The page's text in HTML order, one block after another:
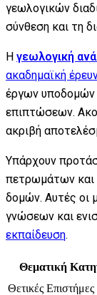
γεωλογικών
σύνθεση και τη
Η γεωλογική
ακαδημαϊκή
έργων υποδομών
επιπτώσεων.
ακριβή
Υπάρχουν
πετρωμάτων και
δομών. Αυτές οι
γνώσεων και
εκπαίδευση.
Θεματική
Θετικές Επιστήμες